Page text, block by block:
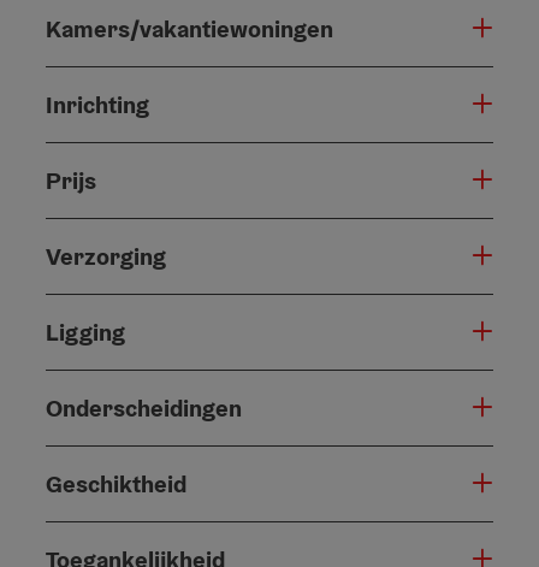
Kamers/vakantiewoningen
Inrichting
Prijs
Verzorging
Ligging
Onderscheidingen
Geschiktheid
Toegankelijkheid